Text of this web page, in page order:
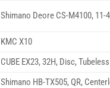
Shimano Deore CS-M4100, 11-
KMC X10
CUBE EX23, 32H, Disc,
Shimano HB-TX505, QR,